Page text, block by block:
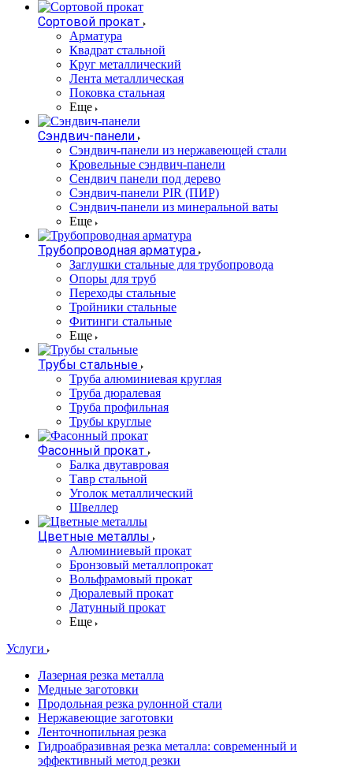
Сортовой прокат
Арматура
Квадрат стальной
Круг металлический
Лента металлическая
Поковка стальная
Еще
Сэндвич-панели
Cэндвич-панели из нержавеющей стали
Кровельные сэндвич-панели
Сендвич панели под дерево
Сэндвич-панели PIR (ПИР)
Сэндвич-панели из минеральной ваты
Еще
Трубопроводная арматура
Заглушки стальные для трубопровода
Опоры для труб
Переходы стальные
Тройники стальные
Фитинги стальные
Еще
Трубы стальные
Труба алюминиевая круглая
Труба дюралевая
Труба профильная
Трубы круглые
Фасонный прокат
Балка двутавровая
Тавр стальной
Уголок металлический
Швеллер
Цветные металлы
Алюминиевый прокат
Бронзовый металлопрокат
Вольфрамовый прокат
Дюралевый прокат
Латунный прокат
Еще
Услуги
Лазерная резка металла
Медные заготовки
Продольная резка рулонной стали
Нержавеющие заготовки
Ленточнопильная резка
Гидроабразивная резка металла: современный и
эффективный метод резки